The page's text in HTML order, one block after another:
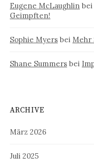
Eugene McLaughlin bei
Geimpften!
Sophie Myers bei Mehr
Shane Summers bei
ARCHIVE
März 2026
Juli 2025